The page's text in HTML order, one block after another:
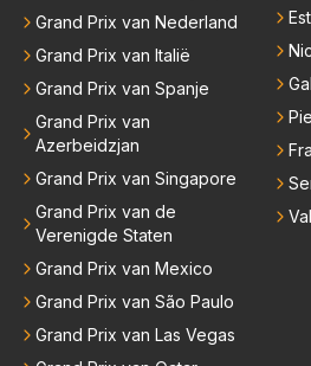
Grand Prix van Nederland
Grand Prix van Italië
Grand Prix van Spanje
Grand Prix van
Azerbeidzjan
Grand Prix van Singapore
Grand Prix van de
Verenigde Staten
Grand Prix van Mexico
Grand Prix van São Paulo
Grand Prix van Las Vegas